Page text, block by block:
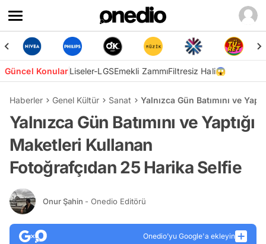
Güncel KonularLiseler-LGSEmekli ZammıFiltresiz Hali😱
Haberler Genel Kültür Sanat Yalnızca Gün Batımını ve
Yalnızca Gün Batımını ve Yaptığı
Maketleri Kullanan
Fotoğrafçıdan 25 Harika Selfie
Onur Şahin - Onedio Editörü
Onedio’yu Google'a ekleyin